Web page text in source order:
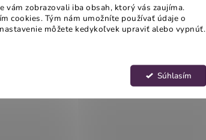
zobrazovali iba obsah, ktorý vás zaujíma.
cookies. Tým nám umožníte používať údaje o
môžete kedykoľvek upraviť alebo vypnúť.
Súhlasím